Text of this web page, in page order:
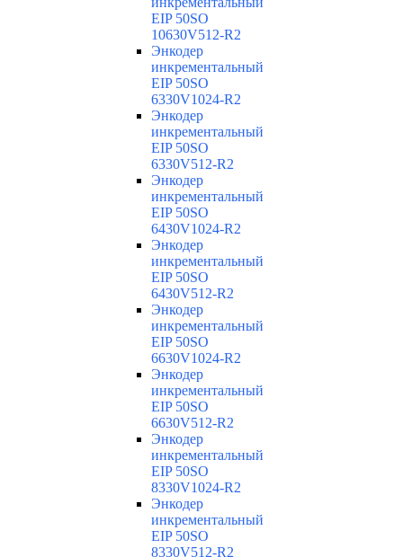
EIP 50SO
10630V512-R2
Энкодер
инкрементальный
EIP 50SO
6330V1024-R2
Энкодер
инкрементальный
EIP 50SO
6330V512-R2
Энкодер
инкрементальный
EIP 50SO
6430V1024-R2
Энкодер
инкрементальный
EIP 50SO
6430V512-R2
Энкодер
инкрементальный
EIP 50SO
6630V1024-R2
Энкодер
инкрементальный
EIP 50SO
6630V512-R2
Энкодер
инкрементальный
EIP 50SO
8330V1024-R2
Энкодер
инкрементальный
EIP 50SO
8330V512-R2